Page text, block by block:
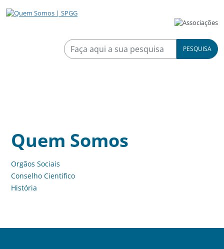
PESQUISA
Quem Somos
Orgãos Sociais
Conselho Cientifico
História